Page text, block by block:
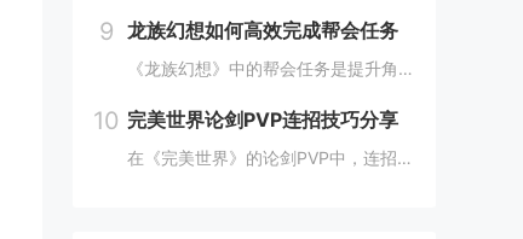
9 龙族幻想如何高效完成帮会任务
《龙族幻想》中的帮会任务是提升角色实力和获得丰厚奖励的重要途径。要高效完成帮会任务，首先需要合理安排时间，选择高效率的任务组合，如组队完成副本或集体参与帮会活动。利用好帮会资源，如经验药水、加速道具等，可以显著提高任务完成速度。积极与帮会成...
10 完美世界论剑PVP连招技巧分享
在《完美世界》的论剑PVP中，连招技巧是取胜的关键。玩家需熟练掌握角色技能的释放顺序与时机，利用控制技能打断对手的攻击节奏，同时保持自身技能的连贯性。合理利用地形和位移技能，可以有效躲避敌方攻击，创造反击机会。了解并针对不同职业的特点制定策...